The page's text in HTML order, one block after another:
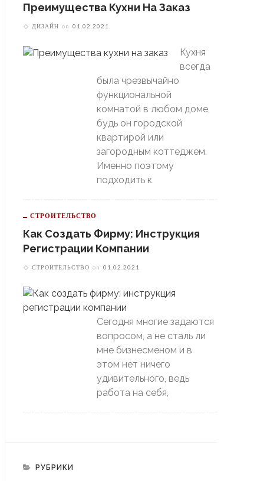
Екатеринбургский
Плей-Офф, Даже Не Доиграв
Пойдет Сильный Снег, А
Потом Резко Похолодает
Преимущества Кухни На Заказ
ДИЗАЙН on 01.02.2021
Кухня
всегда
была чрезвычайно
функциональной
комнатой в любом доме,
будь он городской
квартирой или
загородным коттеджем.
Именно поэтому
подходить к
СТРОИТЕЛЬСТВО
Как Создать Фирму: Инструкция
Регистрации Компании
СТРОИТЕЛЬСТВО on 01.02.2021
Сегодня многие задаются
вопросом, а не сталь ли
мне бизнесменом и в
этом нет ничего
удивительного, ведь
работа на себя,
РУБРИКИ